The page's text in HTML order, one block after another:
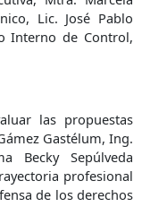
Lic. José Pablo
Interno de Control,
las propuestas
Gastélum, Ing.
Becky Sepúlveda
profesional
de los derechos